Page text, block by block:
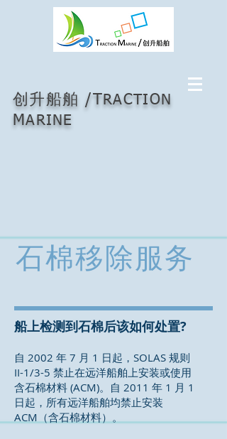
创升船舶 / RACTION
MARINE
石棉移除服务
船上检测到石棉后该如何处置?
自 2002 年 7 月 1 日起，SOLAS 规则
II-1/3-5 禁止在远洋船舶上安装或使用
含石棉材料 (ACM)。自 2011 年 1 月 1
日起，所有远洋船舶均禁止安装
ACM（含石棉材料）。